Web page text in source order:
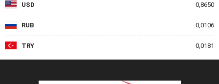
USD 0,8650
RUB 0,0106
TRY 0,0181